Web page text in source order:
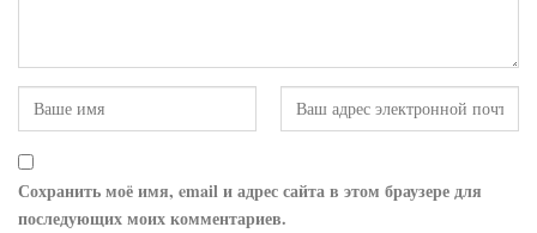
Сохранить моё имя, email и адрес сайта в этом браузере для
последующих моих комментариев.